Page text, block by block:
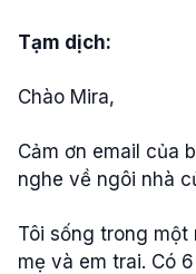
Tạm dịch:
Chào Mira,
Cảm ơn email của
nghe về ngôi nhà
Tôi sống trong một
mẹ và em trai. Có